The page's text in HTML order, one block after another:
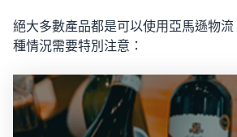
絕大多數產品都是可以使用亞馬遜物流
種情況需要特別注意：